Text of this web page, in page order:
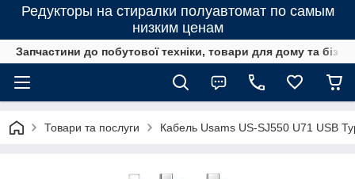
Редукторы на стиралки полуавтомат по самым
низким ценам
Запчастини до побутової техніки, товари для дому та
Товари та послуги Кабель Usams US-SJ550 U71 USB